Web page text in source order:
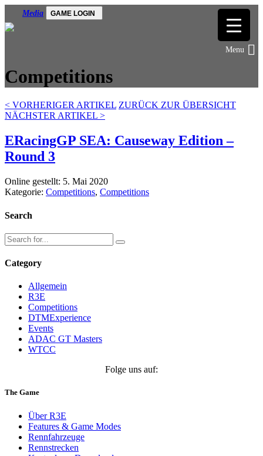
Media GAME LOGIN
Competitions
< VORHERIGER ARTIKEL ZURÜCK ZUR ÜBERSICHT
NÄCHSTER ARTIKEL >
ERacingGP SEA: Causeway Edition –
Round 3
Online gestellt: 5. Mai 2020
Kategorie: Competitions, Competitions
Search
Category
Allgemein
R3E
Competitions
DTMExperience
Events
ADAC GT Masters
WTCC
Folge uns auf:
The Game
Über R3E
Features & Game Modes
Rennfahrzeuge
Rennstrecken